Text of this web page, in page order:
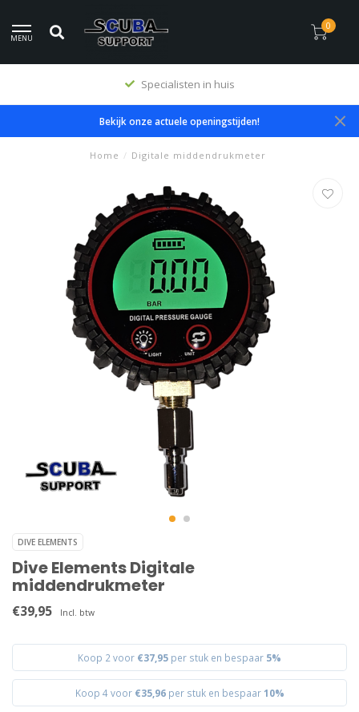
MENU
0
Specialisten in huis
Bekijk onze actuele openingstijden!
Home / Digitale middendrukmeter
DIVE ELEMENTS
Dive Elements Digitale
middendrukmeter
€39,95 Incl. btw
Koop 2 voor €37,95 per stuk en bespaar 5%
Koop 4 voor €35,96per stuk en bespaar 10%